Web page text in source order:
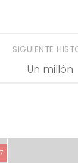
SIGUIENTE
Un millón